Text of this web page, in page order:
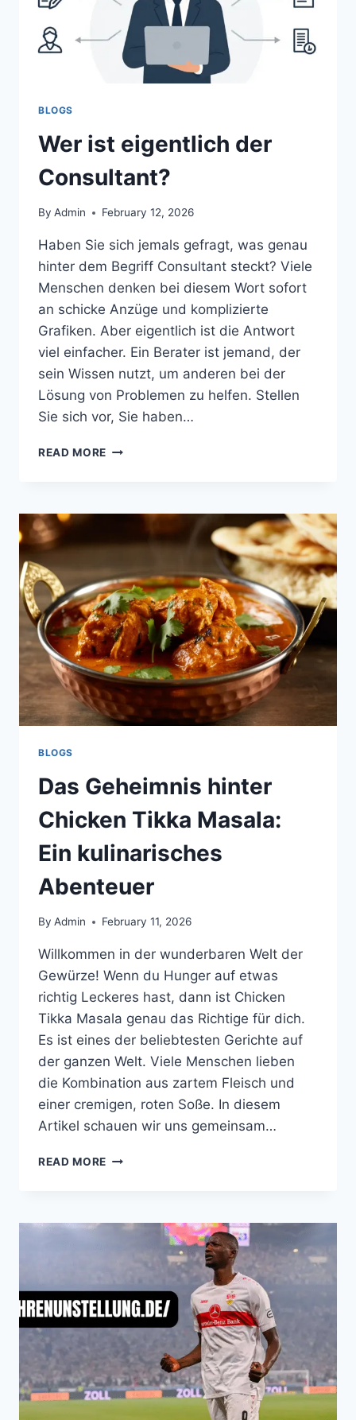
BLOGS
Wer ist eigentlich der
Consultant?
By Admin February 12, 2026
Haben Sie sich jemals gefragt, was genau
hinter dem Begriff Consultant steckt? Viele
Menschen denken bei diesem Wort sofort
an schicke Anzüge und komplizierte
Grafiken. Aber eigentlich ist die Antwort
viel einfacher. Ein Berater ist jemand, der
sein Wissen nutzt, um anderen bei der
Lösung von Problemen zu helfen. Stellen
Sie sich vor, Sie haben…
READ MORE WER
CONSULTANT?
BLOGS
Das Geheimnis hinter
Chicken Tikka Masala:
Ein kulinarisches
Abenteuer
By Admin February 11, 2026
Willkommen in der wunderbaren Welt der
Gewürze! Wenn du Hunger auf etwas
richtig Leckeres hast, dann ist Chicken
Tikka Masala genau das Richtige für dich.
Es ist eines der beliebtesten Gerichte auf
der ganzen Welt. Viele Menschen lieben
die Kombination aus zartem Fleisch und
einer cremigen, roten Soße. In diesem
Artikel schauen wir uns gemeinsam…
READ MORE DAS
TIKKA
KULINARISCHES
ABENTEUER